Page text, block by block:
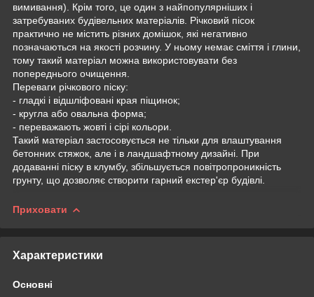
вимивання). Крім того, це один з найпопулярніших і
затребуваних будівельних матеріалів. Річковий пісок
практично не містить різних домішок, які негативно
позначаються на якості розчину. У ньому немає сміття і глини,
тому такий матеріал можна використовувати без
попереднього очищення.
Переваги річкового піску:
- гладкі і відшліфовані края піщинок;
- кругла або овальна форма;
- переважають жовті і сірі кольори.
Такий матеріал застосовується не тільки для влаштування
бетонних стяжок, але і в ландшафтному дизайні. При
додаванні піску в клумбу, збільшується повітропроникність
грунту, що дозволяє створити гарний екстер'єр будівлі.
Приховати
Характеристики
Основні